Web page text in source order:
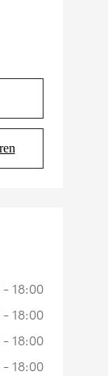
18:00
18:00
18:00
18:00